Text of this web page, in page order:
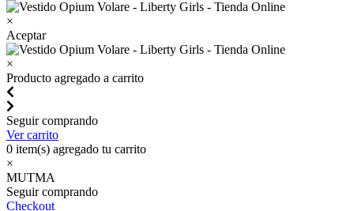
×
Aceptar
×
Producto agregado a carrito
Seguir comprando
Ver carrito
0 item(s) agregado tu carrito
×
MUTMA
Seguir comprando
Checkout